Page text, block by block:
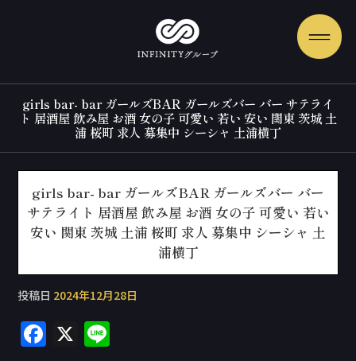
girls bar- bar ガールズBAR ガールズバー バー サテライ
ト 居酒屋 飲み屋 お酒 女の子 可愛い 若い 安い 関東 茨城 土
浦 桜町 求人 募集中 シーシャ 土浦横丁
girls bar- bar ガールズBAR ガールズバー バー
サテライト 居酒屋 飲み屋 お酒 女の子 可愛い 若い
安い 関東 茨城 土浦 桜町 求人 募集中 シーシャ 土
浦横丁
投稿日 2024年12月28日
F X